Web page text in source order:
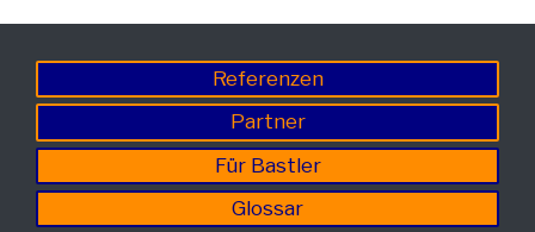
Referenzen
Partner
Für Bastler
Glossar